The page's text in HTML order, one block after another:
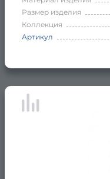
Размер изделия
Коллекция
Артикул